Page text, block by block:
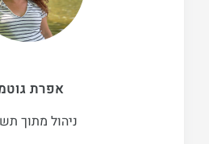
אפרת
ניהול מתוך